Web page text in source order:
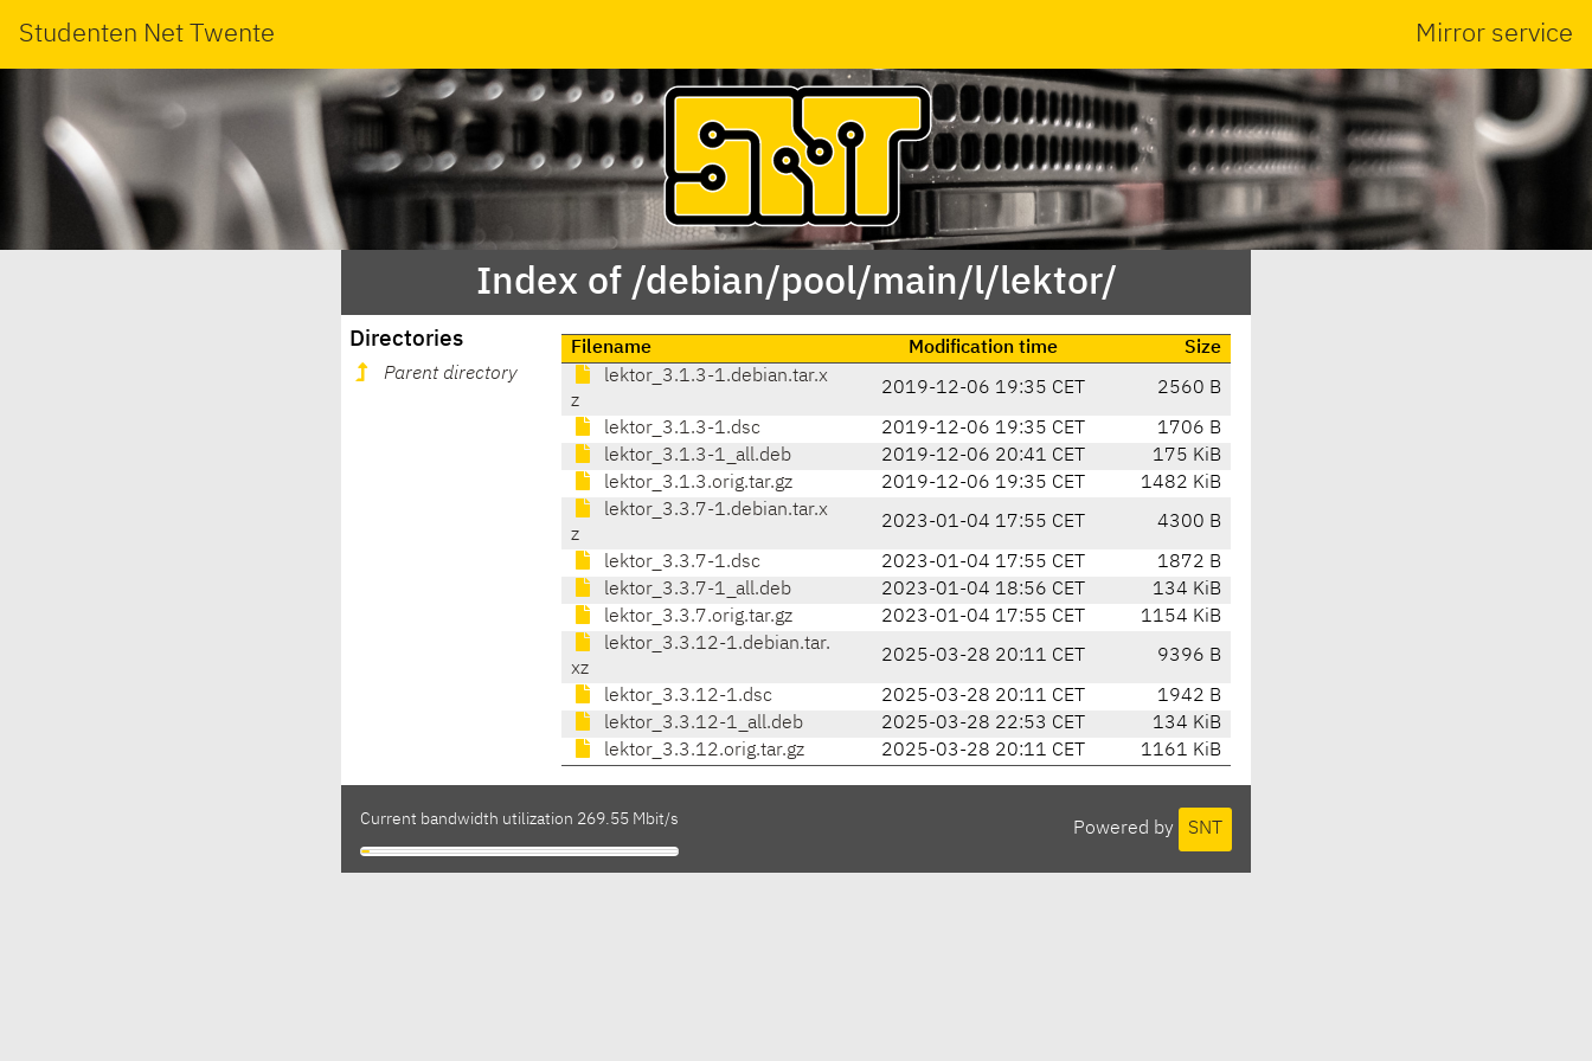
Studenten Net Twente Mirror service
Index of /debian/pool/main/l/lektor/
Directories
Parent directory
Filename Modification time
Size
lektor_3.1.3-1.debian.tar.x
z
2019-12-06 19:35 CET 2560 B
lektor_3.1.3-1.dsc 2019-12-06 19:35 CET
1706 B
lektor_3.1.3-1_all.deb
2019-12-06 20:41 CET
175 KiB
lektor_3.1.3.orig.tar.gz
2019-12-06 19:35 CET
1482 KiB
lektor_3.3.7-1.debian.tar.x
z
2023-01-04 17:55 CET 4300 B
lektor_3.3.7-1.dsc 2023-01-04 17:55 CET
1872 B
lektor_3.3.7-1_all.deb
2023-01-04 18:56 CET
134 KiB
lektor_3.3.7.orig.tar.gz
2023-01-04 17:55 CET
1154 KiB
lektor_3.3.12-1.debian.tar.
xz
2025-03-28 20:11 CET 9396 B
lektor_3.3.12-1.dsc 2025-03-28 20:11 CET
1942 B
lektor_3.3.12-1_all.deb
2025-03-28 22:53 CET
134 KiB
lektor_3.3.12.orig.tar.gz
2025-03-28 20:11 CET 1161 KiB
Powered by SNT
Current bandwidth utilization 269.55 Mbit/s